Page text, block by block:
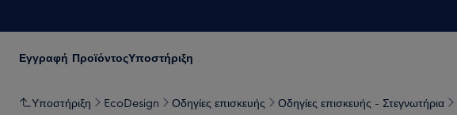
Εγγραφή ΠροϊόντοςΥποστήριξη
Υποστήριξη EcoDesign Οδηγίες επισκευής Οδηγίες επισκευής - Στεγνωτήρια